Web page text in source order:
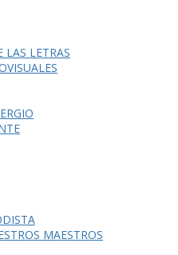
LAS LETRAS
MAESTROS